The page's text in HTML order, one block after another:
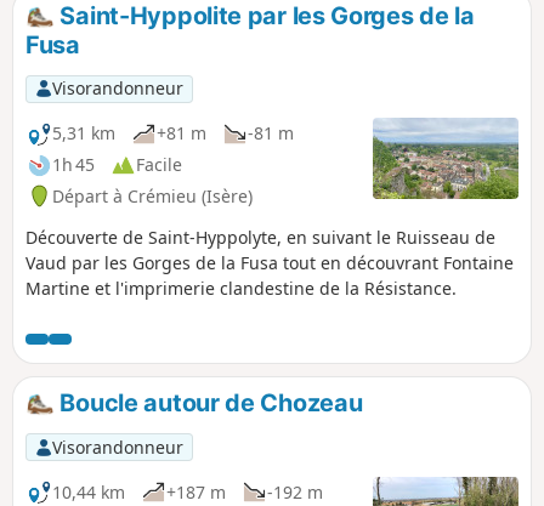
Saint-Hyppolite par les Gorges de la
Fusa
Visorandonneur
5,31 km
+81 m
-81 m
1h 45
Facile
Départ à Crémieu (Isère)
Découverte de Saint-Hyppolyte, en suivant le Ruisseau de
Vaud par les Gorges de la Fusa tout en découvrant Fontaine
Martine et l'imprimerie clandestine de la Résistance.
Boucle autour de Chozeau
Visorandonneur
10,44 km
+187 m
-192 m